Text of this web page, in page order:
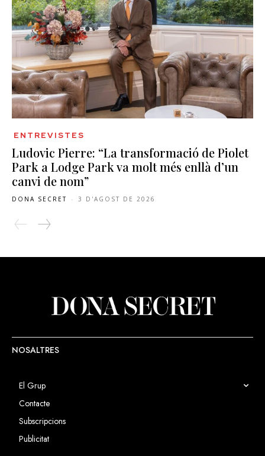
ENTREVISTES
Ludovic Pierre: “La transformació de Piolet
Park a Lodge Park va molt més enllà d’un
canvi de nom”
DONA SECRET - 3 D'AGOST DE 2026
NOSALTRES
El Grup
Contacte
Subscripcions
Publicitat